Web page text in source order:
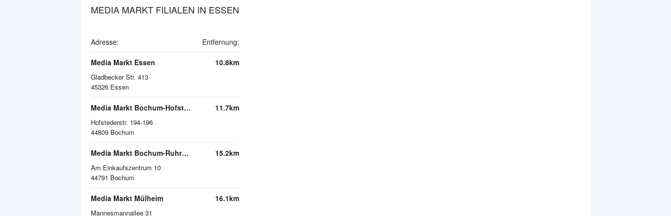
MEDIA MARKT FILIALEN IN ESSEN
Adresse: Entfernung:
Media Markt Essen
Gladbecker Str. 413
45326 Essen
10.8km
Media Markt Bochum-Hofstede
Hofstederstr. 194-196
44809 Bochum
11.7km
Media Markt Bochum-Ruhrpark
Am Einkaufszentrum 10
44791 Bochum
15.2km
Media Markt Mülheim
Mannesmannallee 31
16.1km